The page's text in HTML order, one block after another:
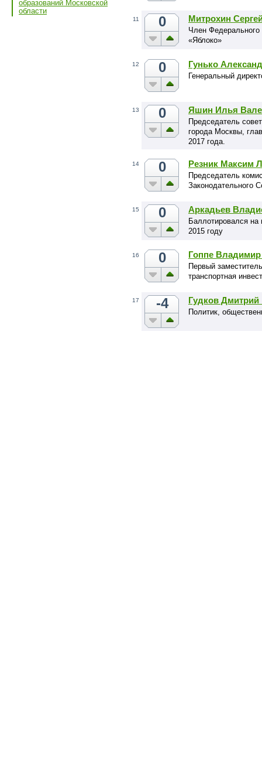
образований Московской
области
11 0 Митрохин
Член Федерального
«Яблоко»
12 0 Гунько
Генеральный
13 0 Яшин Илья
Председатель
города Москвы,
2017 года.
14 0 Резник Максим
Председатель
Законодательного
15 0 Аркадьев
Баллотировался на
2015 году
16 0 Гоппе Владимир
Первый
транспортная
17 -4 Гудков Дмитрий
Политик,